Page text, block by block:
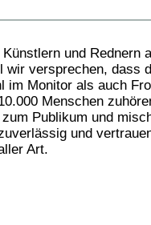
Künstlern und Rednern
wir versprechen, dass
im Monitor als auch
Menschen
zum Publikum und
und
Art.